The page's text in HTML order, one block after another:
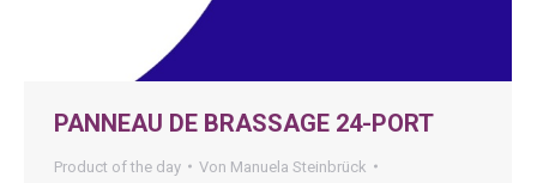
PANNEAU DE BRASSAGE 24-PORT
Product of the day Von Manuela Steinbrück